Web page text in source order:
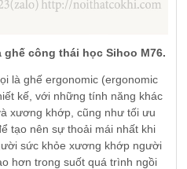
công thái học Sihoo M76.
là ghế ergonomic (ergonomic
kế, với những tính năng khác
xương khớp, cũng như tối ưu
tạo nên sự thoải mái nhất khi
sức khỏe xương khớp người
hơn trong suốt quá trình ngồi